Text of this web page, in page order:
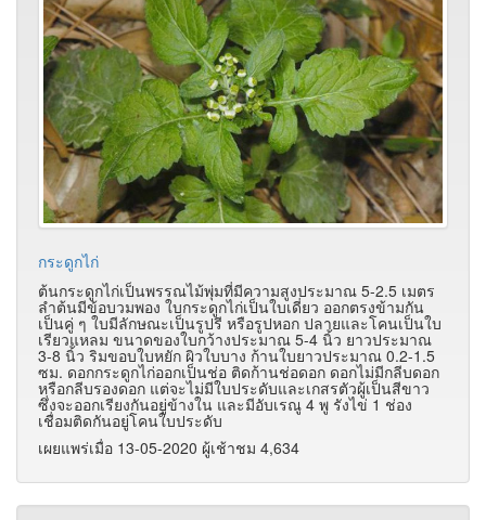
กระดูกไก่
ต้นกระดูกไก่เป็นพรรณไม้พุ่มที่มีความสูงประมาณ 5-2.5 เมตร
ลำต้นมีข้อบวมพอง ใบกระดูกไก่เป็นใบเดี่ยว ออกตรงข้ามกัน
เป็นคู่ ๆ ใบมีลักษณะเป็นรูปรี หรือรูปหอก ปลายและโคนเป็นใบ
เรียวแหลม ขนาดของใบกว้างประมาณ 5-4 นิ้ว ยาวประมาณ
3-8 นิ้ว ริมขอบใบหยัก ผิวใบบาง ก้านใบยาวประมาณ 0.2-1.5
ซม. ดอกกระดูกไก่ออกเป็นช่อ ติดก้านช่อดอก ดอกไม่มีกลีบดอก
หรือกลีบรองดอก แต่จะไม่มีใบประดับและเกสรตัวผู้เป็นสีขาว
ซึ่งจะออกเรียงกันอยู่ข้างใน และมีอับเรณู 4 พู รังไข่ 1 ช่อง
เชื่อมติดกันอยู่โคนใบประดับ
เผยแพร่เมื่อ 13-05-2020 ผู้เช้าชม 4,634